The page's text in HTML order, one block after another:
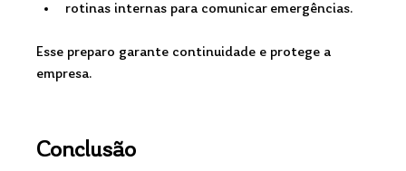
rotinas internas para comunicar emergências.
Esse preparo garante continuidade e protege a
empresa.
Conclusão